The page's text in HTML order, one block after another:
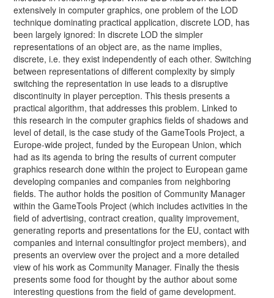
extensively in computer graphics, one problem of the LOD
technique dominating practical application, discrete LOD, has
been largely ignored: In discrete LOD the simpler
representations of an object are, as the name implies,
discrete, i.e. they exist independently of each other. Switching
between representations of different complexity by simply
switching the representation in use leads to a disruptive
discontinuity in player perception. This thesis presents a
practical algorithm, that addresses this problem. Linked to
this research in the computer graphics fields of shadows and
level of detail, is the case study of the GameTools Project, a
Europe-wide project, funded by the European Union, which
had as its agenda to bring the results of current computer
graphics research done within the project to European game
developing companies and companies from neighboring
fields. The author holds the position of Community Manager
within the GameTools Project (which includes activities in the
field of advertising, contract creation, quality improvement,
generating reports and presentations for the EU, contact with
companies and internal consultingfor project members), and
presents an overview over the project and a more detailed
view of his work as Community Manager. Finally the thesis
presents some food for thought by the author about some
interesting questions from the field of game development.